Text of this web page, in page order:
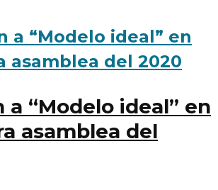
a “Modelo ideal” en
asamblea del